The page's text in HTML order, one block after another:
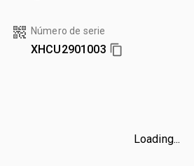
Número de serie
XHCU2901003
Loading...